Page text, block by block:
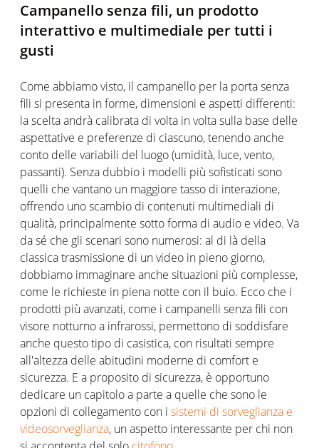
Campanello senza fili, un prodotto
interattivo e multimediale per tutti i
gusti
Come abbiamo visto, il campanello per la porta senza
fili si presenta in forme, dimensioni e aspetti differenti:
la scelta andrà calibrata di volta in volta sulla base delle
aspettative e preferenze di ciascuno, tenendo anche
conto delle variabili del luogo (umidità, luce, vento,
passanti). Senza dubbio i modelli più sofisticati sono
quelli che vantano un maggiore tasso di interazione,
offrendo uno scambio di contenuti multimediali di
qualità, principalmente sotto forma di audio e video. Va
da sé che gli scenari sono numerosi: al di là della
classica trasmissione di un video in pieno giorno,
dobbiamo immaginare anche situazioni più complesse,
come le richieste in piena notte con il buio. Ecco che i
prodotti più avanzati, come i campanelli senza fili con
visore notturno a infrarossi, permettono di soddisfare
anche questo tipo di casistica, con risultati sempre
all'altezza delle abitudini moderne di comfort e
sicurezza. E a proposito di sicurezza, è opportuno
dedicare un capitolo a parte a quelle che sono le
opzioni di collegamento con i sistemi di sorveglianza e
videosorveglianza, un aspetto interessante per chi non